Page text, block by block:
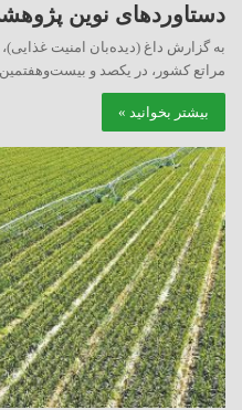
دستاوردهای نوین
به گزارش داغ (دیده‌بان امنیت
مراتع کشور، در یکصد و
بیشتر بخوانید »